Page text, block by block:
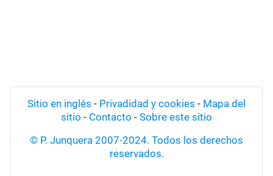
Sitio en inglés - Privadidad y cookies - Mapa del
sitio - Contacto - Sobre este sitio
© P. Junquera 2007-2024. Todos los derechos
reservados.